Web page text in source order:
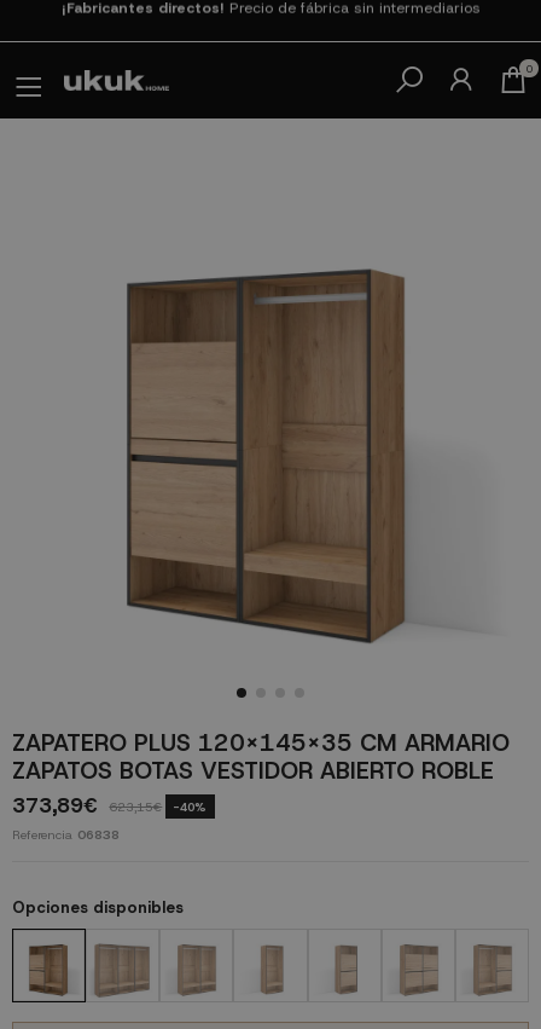
0
ZAPATERO PLUS 120X145X35 CM ARMARIO
ZAPATOS BOTAS VESTIDOR ABIERTO ROBLE
373,89€ 623,15€ -40%
Referencia 06838
Opciones disponibles